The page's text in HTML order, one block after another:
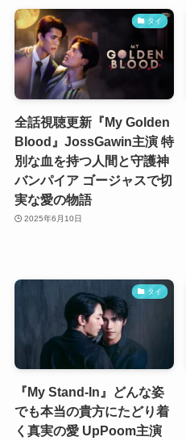
タイ
全話視聴更新『My Golden
Blood』JossGawin主演 特
別な血を持つ人間と守護神
バンパイア ゴージャスで切
実な愛の物語
2025年6月10日
タイ
『My Stand-In』どんな姿
でも本当の貴方にたどり着
く真実の愛 UpPoom主演